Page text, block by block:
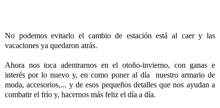
No podemos evitarlo el cambio de estación está al caer y las
vacaciones ya quedaron atrás.
Ahora nos toca adentrarnos en el otoño-invierno, con ganas e
interés por lo nuevo y, en como poner al día nuestro armario de
moda, accesorios,... y de esos pequeños detalles que nos ayudan a
combatir el frío y, hacernos más feliz el día a día.